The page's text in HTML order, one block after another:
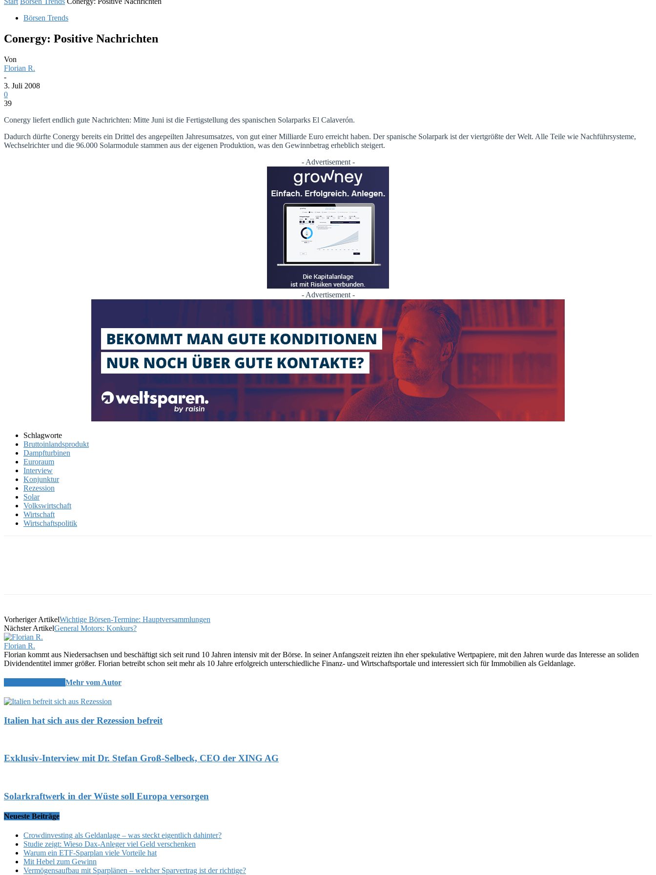
Börsen Trends
Conergy: Positive Nachrichten
Von
Florian R.
-
3. Juli 2008
0
39
Conergy liefert endlich gute Nachrichten: Mitte Juni ist die Fertigstellung des spanischen Solarparks El Calaverón.
Dadurch dürfte Conergy bereits ein Drittel des angepeilten Jahresumsatzes, von gut einer Milliarde Euro erreicht haben. Der spanische Solarpark ist der viertgrößte der Welt. Alle Teile wie Nachführsysteme,
Wechselrichter und die 96.000 Solarmodule stammen aus der eigenen Produktion, was den Gewinnbetrag erheblich steigert.
- Advertisement -
- Advertisement -
Schlagworte
Bruttoinlandsprodukt
Dampfturbinen
Euroraum
Interview
Konjunktur
Rezession
Solar
Volkswirtschaft
Wirtschaft
Wirtschaftspolitik
Vorheriger ArtikelWichtige Börsen-Termine: Hauptversammlungen
Nächster ArtikelGeneral Motors: Konkurs?
Florian R.
Florian kommt aus Niedersachsen und beschäftigt sich seit rund 10 Jahren intensiv mit der Börse. In seiner Anfangszeit reizten ihn eher spekulative Wertpapiere, mit den Jahren wurde das Interesse an soliden
Dividendentitel immer größer. Florian betreibt schon seit mehr als 10 Jahre erfolgreich unterschiedliche Finanz- und Wirtschaftsportale und interessiert sich für Immobilien als Geldanlage.
Mehr vom Autor
Italien hat sich aus der Rezession befreit
Exklusiv-Interview mit Dr. Stefan Groß-Selbeck, CEO der XING AG
Solarkraftwerk in der Wüste soll Europa versorgen
Neueste Beiträge
Crowdinvesting als Geldanlage – was steckt eigentlich dahinter?
Studie zeigt: Wieso Dax-Anleger viel Geld verschenken
Warum ein ETF-Sparplan viele Vorteile hat
Mit Hebel zum Gewinn
Vermögensaufbau mit Sparplänen – welcher Sparvertrag ist der richtige?